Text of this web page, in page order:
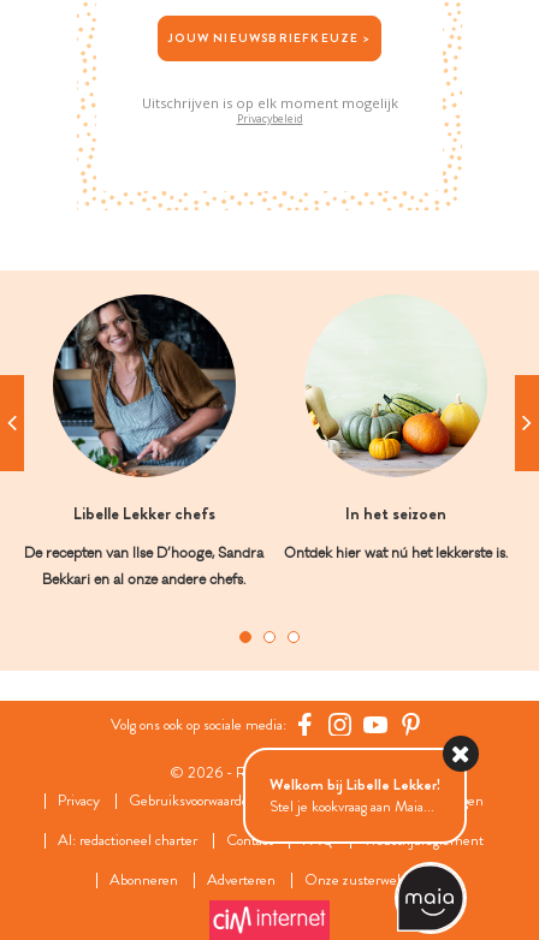
JOUW NIEUWSBRIEFKEUZE >
Uitschrijven is op elk moment mogelijk
Privacybeleid
Libelle Lekker chefs
De recepten van Ilse D’hooge, Sandra
Bekkari en al onze andere chefs.
In het seizoen
Ontdek hier wat nú het lekkerste is.
Volg ons ook op sociale media:
© 2026 - Roularta Media Group
Privacy
Gebruiksvoorwaarden Cookies
Cookies instellingen
AI: redactioneel charter
Contact FAQ
Wedstrijdreglement
Abonneren
Adverteren Onze zusterwebsites
Welkom bij Libelle Lekker!
Stel je kookvraag aan Maia...